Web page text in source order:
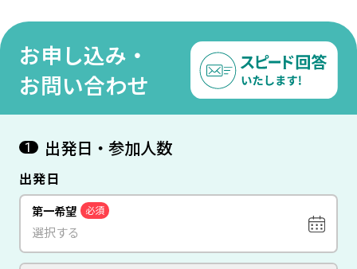
-成田午後発×香港航空利
バリ島 7日間 -羽田発着×フ
ィリピン航空乗継便利用-
【
【往
リ
お申し込み・
お問い合わせ
1 出発日・参加人数
出発日
第一希望 必須